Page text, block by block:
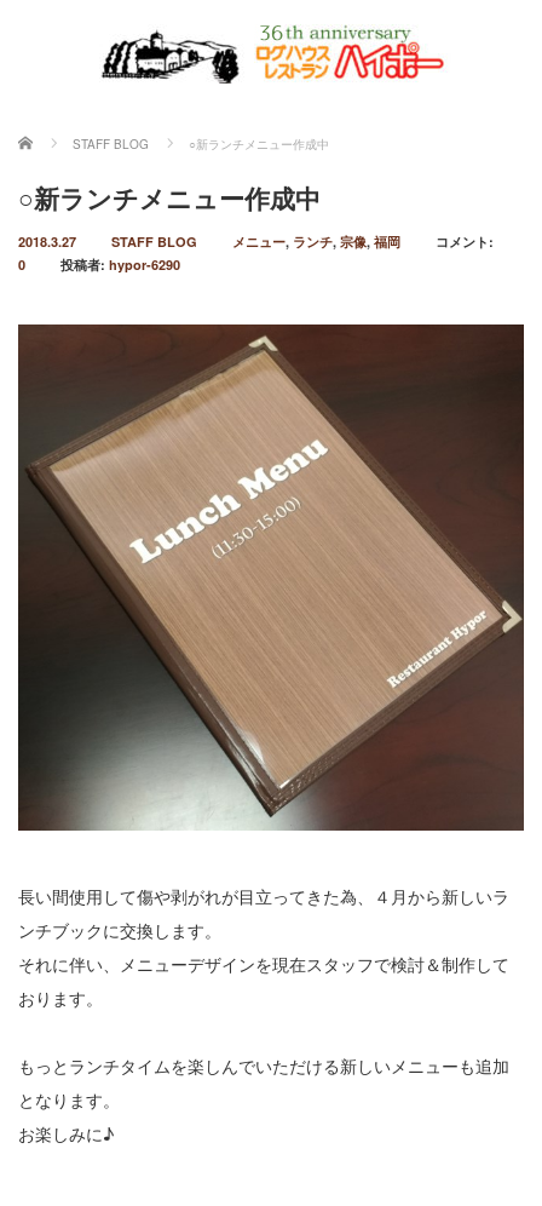
ホーム STAFF BLOG ○新ランチメニュー作成中
○新ランチメニュー作成中
2018.3.27 STAFF BLOG メニュー, ランチ, 宗像, 福岡
コメント:
0
投稿者: hypor-6290
長い間使用して傷や剥がれが目立ってきた為、４月から新しいラ
ンチブックに交換します。
それに伴い、メニューデザインを現在スタッフで検討＆制作して
おります。
もっとランチタイムを楽しんでいただける新しいメニューも追加
となります。
お楽しみに♪